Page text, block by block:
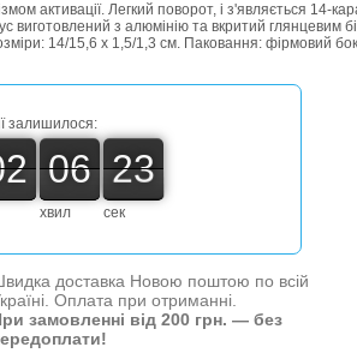
активації. Легкий поворот, і з'являється 14-
виготовлений з алюмінію та вкритий глянцевим
14/15,6 х 1,5/1,3 см. Паковання: фірмовий
залишилося:
06
06
00
хвил
22
22
23
сек
доставка Новою поштою по всій
Оплата при отриманні.
замовленні від 200 грн. — без